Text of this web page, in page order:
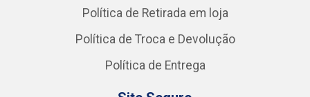
Política de Retirada em loja
Política de Troca e Devolução
Política de Entrega